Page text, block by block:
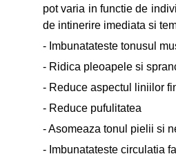
pot varia in functie de
de intinerire imediata si
- Imbunatateste tonusul
- Ridica pleoapele si
- Reduce aspectul liniilor
- Reduce pufulitatea
- Asomeaza tonul pielii si
- Imbunatateste circulatia